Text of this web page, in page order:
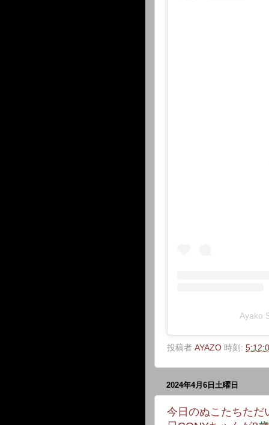
Ayako
投稿者 AYAZO 時刻:
2024年4月6日土曜日
今日のぬこたちただ